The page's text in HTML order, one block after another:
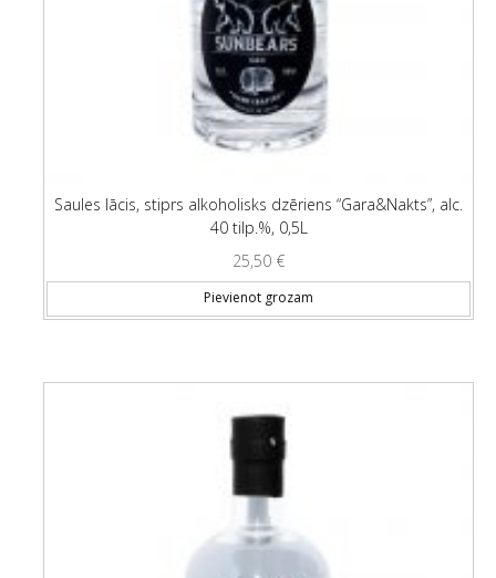
Saules lācis, stiprs alkoholisks dzēriens “Gara&Nakts”, alc.
40 tilp.%, 0,5L
25,50 €
Pievienot grozam